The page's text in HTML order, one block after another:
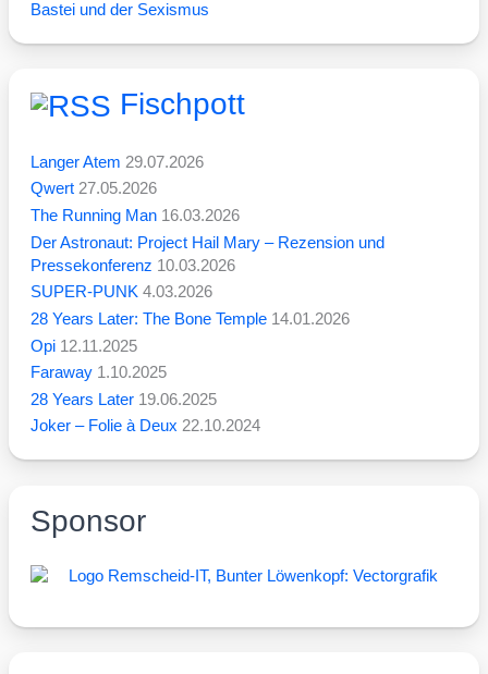
Bastei und der Sexismus
Fischpott
Langer Atem 29.07.2026
Qwert 27.05.2026
The Running Man 16.03.2026
Der Astronaut: Project Hail Mary – Rezension und
Pressekonferenz 10.03.2026
SUPER-PUNK 4.03.2026
28 Years Later: The Bone Temple 14.01.2026
Opi 12.11.2025
Faraway 1.10.2025
28 Years Later 19.06.2025
Joker – Folie à Deux 22.10.2024
Sponsor